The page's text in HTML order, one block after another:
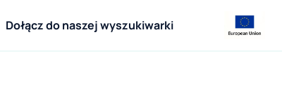
Dołącz do naszej wyszukiwarki